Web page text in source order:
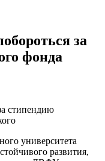
сбросов в
и семафорная азбука:
за
фонда
университета
развития,